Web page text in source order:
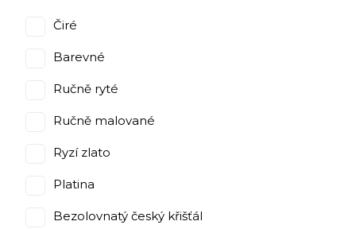
Čiré
Barevné
Ručně ryté
Ručně malované
Ryzí zlato
Platina
Bezolovnatý český křišťál